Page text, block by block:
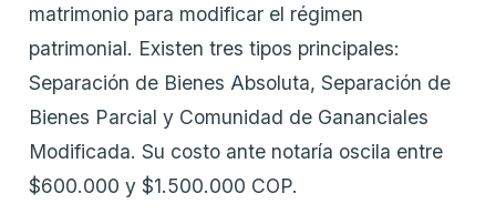
matrimonio para modificar el régimen
patrimonial. Existen tres tipos principales:
Separación de Bienes Absoluta, Separación de
Bienes Parcial y Comunidad de Gananciales
Modificada. Su costo ante notaría oscila entre
$600.000 y $1.500.000 COP.